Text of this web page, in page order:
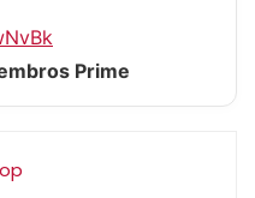
Prime